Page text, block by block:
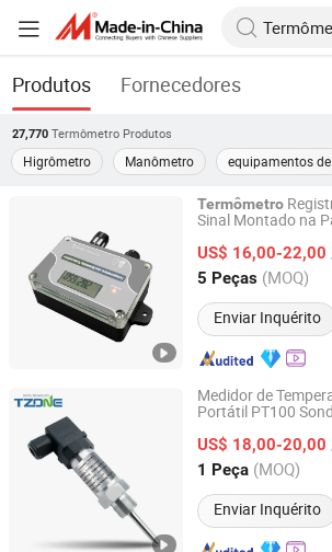
Produtos Fornecedores
27,770 Termômetro Produtos
Higrômetro Manômetro equipamentos
Termômetro
Sinal Montado na
US$ 16,00-22,00
5 Peças (MOQ)
Enviar Inquérito
TZONE DIGITAL TECHNOLOGY CO., LTD.
Guangdong, China Desde
Medidor de
Portátil PT100
US$ 18,00-20,00
1 Peça (MOQ)
Enviar Inquérito
TZONE DIGITAL TECHNOLOGY CO., LTD.
Guangdong, China Desde